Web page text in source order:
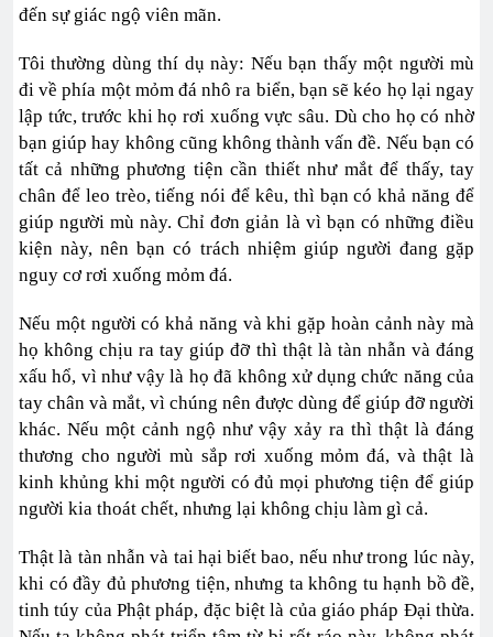
đến sự giác ngộ viên mãn.
Tôi thường dùng thí dụ này: Nếu bạn thấy một người mù
đi về phía một mỏm đá nhô ra biển, bạn sẽ kéo họ lại ngay
lập tức, trước khi họ rơi xuống vực sâu. Dù cho họ có nhờ
bạn giúp hay không cũng không thành vấn đề. Nếu bạn có
tất cả những phương tiện cần thiết như mắt để thấy, tay
chân để leo trèo, tiếng nói để kêu, thì bạn có khả năng để
giúp người mù này. Chỉ đơn giản là vì bạn có những điều
kiện này, nên bạn có trách nhiệm giúp người đang gặp
nguy cơ rơi xuống mỏm đá.
Nếu một người có khả năng và khi gặp hoàn cảnh này mà
họ không chịu ra tay giúp đỡ thì thật là tàn nhẫn và đáng
xấu hổ, vì như vậy là họ đã không xử dụng chức năng của
tay chân và mắt, vì chúng nên được dùng để giúp đỡ người
khác. Nếu một cảnh ngộ như vậy xảy ra thì thật là đáng
thương cho người mù sắp rơi xuống mỏm đá, và thật là
kinh khủng khi một người có đủ mọi phương tiện để giúp
người kia thoát chết, nhưng lại không chịu làm gì cả.
Thật là tàn nhẫn và tai hại biết bao, nếu như trong lúc này,
khi có đầy đủ phương tiện, nhưng ta không tu hạnh bồ đề,
tinh túy của Phật pháp, đặc biệt là của giáo pháp Đại thừa.